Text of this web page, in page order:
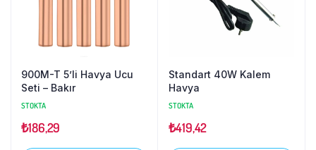
900M-T 5’li Havya Ucu
Seti – Bakır
STOKTA
₺186,29
Standart 40W Kalem
Havya
STOKTA
₺419,42